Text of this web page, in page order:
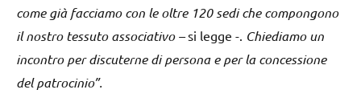
come già facciamo con le oltre 120 sedi che compongono
il nostro tessuto associativo –si legge -. Chiediamo un
incontro per discuterne di persona e per la concessione
del patrocinio”.